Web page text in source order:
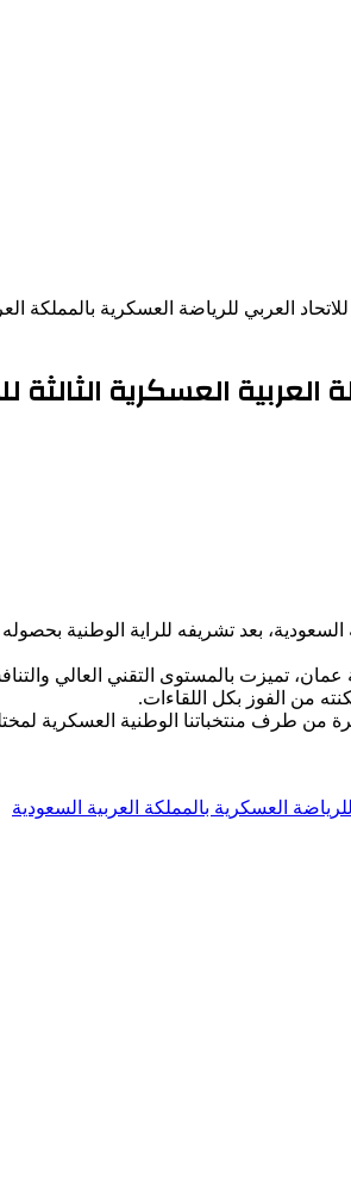
العربي للرياضة العسكرية بالمملكة
العسكرية الثالثة
بعد تشريفه للراية الوطنية بحصوله
تميزت بالمستوى التقني العالي
من الفوز بكل اللقاءات.
طرف منتخباتنا الوطنية العسكرية
العسكرية بالمملكة العربية السعودية